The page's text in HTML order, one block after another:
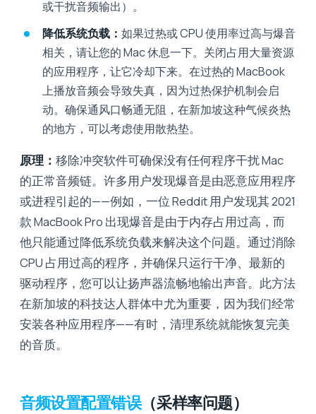
或干扰音频输出）。
降低系统负载： 如果过热或 CPU 使用率过高与爆音
相关，请让您的 Mac 休息一下。关闭占用大量资源
的应用程序，让它冷却下来。在过热的 MacBook
上播放音频会导致失真，因为过热保护机制会启
动。确保通风口畅通无阻，在新加坡这种气候炎热
的地方，可以考虑使用散热垫。
原理： 移除冲突软件可确保没有任何程序干扰 Mac
的正常音频链。许多用户发现爆音是由恶意应用程序
或进程引起的——例如，一位 Reddit 用户发现其 2021
款 MacBook Pro 出现爆音是由于内存占用过高，而
他只能通过降低系统负载来解决这个问题。通过消除
CPU 占用过高的程序，并确保只运行干净、最新的
驱动程序，您可以让扬声器流畅地输出声音。此方法
在新加坡的科技达人群体中尤为重要，因为我们经常
安装各种应用程序——有时，清理系统就能恢复完美
的音质。
音频设置配置错误（采样率问题）